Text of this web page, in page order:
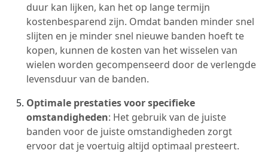
duur kan lijken, kan het op lange termijn
kostenbesparend zijn. Omdat banden minder snel
slijten en je minder snel nieuwe banden hoeft te
kopen, kunnen de kosten van het wisselen van
wielen worden gecompenseerd door de verlengde
levensduur van de banden.
Optimale prestaties voor specifieke
omstandigheden: Het gebruik van de juiste
banden voor de juiste omstandigheden zorgt
ervoor dat je voertuig altijd optimaal presteert.